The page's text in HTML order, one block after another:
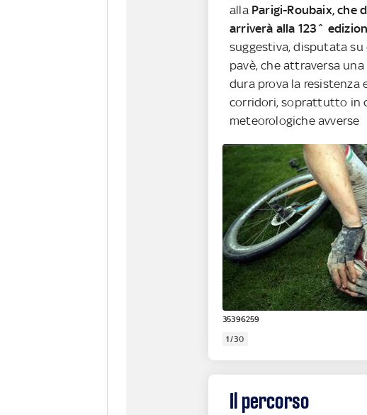
alla Parigi-Roubaix, che
arriverà alla 123^
suggestiva, disputata
pavè, che attraversa
dura prova la resistenza
corridori, soprattutto in
meteorologiche avverse
35396259
1/30
Il percorso